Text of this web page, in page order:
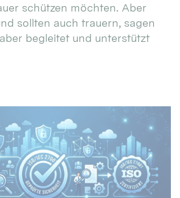
schützen möchten. Aber
sollten auch trauern, sagen
begleitet und unterstützt